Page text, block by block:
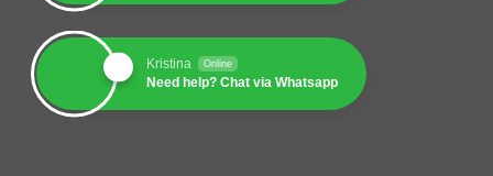
Kristina Online
Need help? Chat via Whatsapp